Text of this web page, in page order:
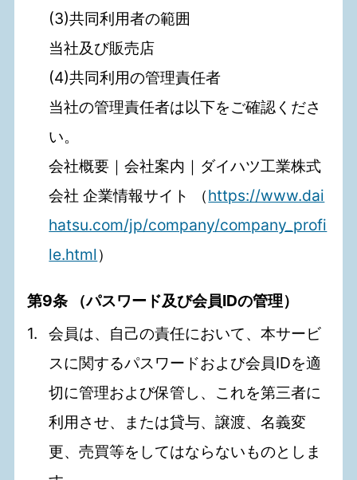
(3)共同利用者の範囲
当社及び販売店
(4)共同利用の管理責任者
当社の管理責任者は以下をご確認くださ
い。
会社概要｜会社案内｜ダイハツ工業株式
会社 企業情報サイト （https://www.dai
hatsu.com/jp/company/company_profi
le.html ）
第9条 （パスワード及び会員IDの管理）
会員は、自己の責任において、本サービ
スに関するパスワードおよび会員IDを適
切に管理および保管し、これを第三者に
利用させ、または貸与、譲渡、名義変
更、売買等をしてはならないものとしま